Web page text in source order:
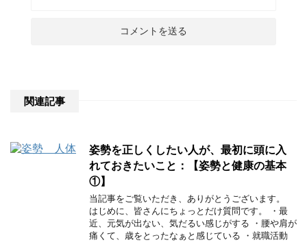
関連記事
姿勢を正しくしたい人が、最初に頭に入
れておきたいこと：【姿勢と健康の基本
①】
当記事をご覧いただき、ありがとうございます。
はじめに、皆さんにちょっとだけ質問です。 ・最
近、元気が出ない、気だるい感じがする ・腰や肩が
痛くて、歳をとったなぁと感じている ・就職活動